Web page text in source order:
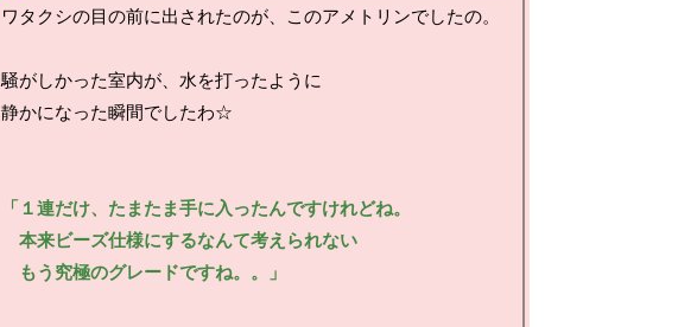
ワタクシの目の前に出されたのが、このアメトリンでしたの。
騒がしかった室内が、水を打ったように
静かになった瞬間でしたわ☆
「１連だけ、たまたま手に入ったんですけれどね。
本来ビーズ仕様にするなんて考えられない
もう究極のグレードですね。。」